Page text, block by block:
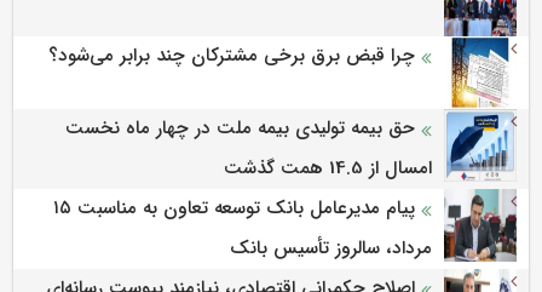
چرا قبض برق برخی مشترکان چند برابر می‌شود؟
حق بیمه تولیدی بیمه ملت در چهار ماه نخست
امسال از 14.5 همت گذشت
پیام مدیرعامل بانک توسعه تعاون به مناسبت ۱۵
مرداد، سالروز تأسیس بانک